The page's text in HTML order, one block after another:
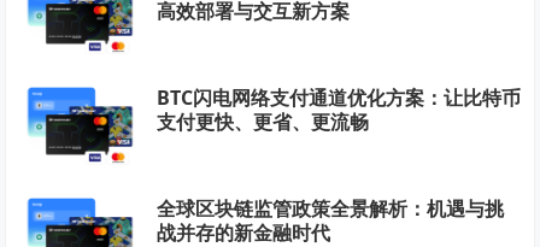
高效部署与交互新方案
BTC闪电网络支付通道优化方案：让比特币
支付更快、更省、更流畅
全球区块链监管政策全景解析：机遇与挑
战并存的新金融时代